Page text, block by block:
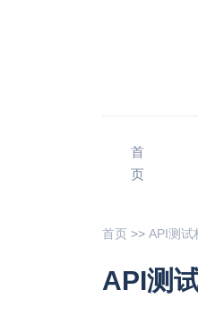
首
页
首页 >> API测试
API测